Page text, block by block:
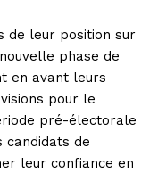
de leur position sur
phase de
en avant leurs
pour le
pré-électorale
candidats de
leur confiance en